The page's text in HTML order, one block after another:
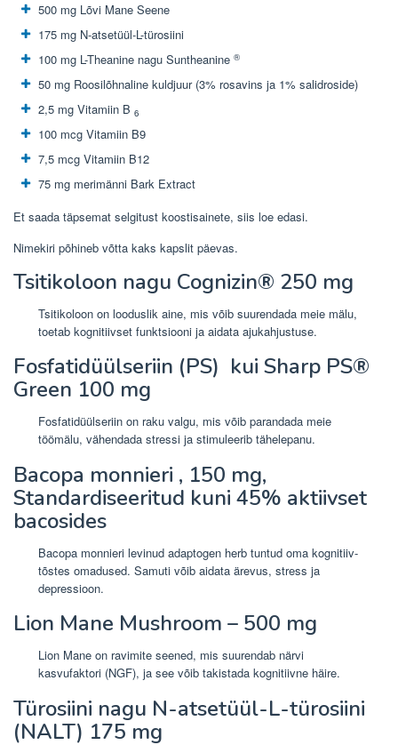
500 mg Lõvi Mane Seene
175 mg N-atsetüül-L-türosiini
100 mg L-Theanine nagu Suntheanine ®
50 mg Roosilõhnaline kuldjuur (3% rosavins ja 1% salidroside)
2,5 mg Vitamiin B 6
100 mcg Vitamiin B9
7,5 mcg Vitamiin B12
75 mg merimänni Bark Extract
Et saada täpsemat selgitust koostisainete, siis loe edasi.
Nimekiri põhineb võtta kaks kapslit päevas.
Tsitikoloon nagu Cognizin® 250 mg
Tsitikoloon on looduslik aine, mis võib suurendada meie mälu,
toetab kognitiivset funktsiooni ja aidata ajukahjustuse.
Fosfatidüülseriin (PS) kui Sharp PS®
Green 100 mg
Fosfatidüülseriin on raku valgu, mis võib parandada meie
töömälu, vähendada stressi ja stimuleerib tähelepanu.
Bacopa monnieri , 150 mg,
Standardiseeritud kuni 45% aktiivset
bacosides
Bacopa monnieri levinud adaptogen herb tuntud oma kognitiiv-
tõstes omadused. Samuti võib aidata ärevus, stress ja
depressioon.
Lion Mane Mushroom – 500 mg
Lion Mane on ravimite seened, mis suurendab närvi
kasvufaktori (NGF), ja see võib takistada kognitiivne häire.
Türosiini nagu N-atsetüül-L-türosiini
(NALT) 175 mg